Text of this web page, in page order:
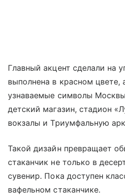
Главный акцент сделали на
выполнена в красном цвете,
узнаваемые символы
детский магазин, стадион
вокзалы и Триумфальную
Такой дизайн превращает
стаканчик не только в
сувенир. Пока доступен
вафельном стаканчике.